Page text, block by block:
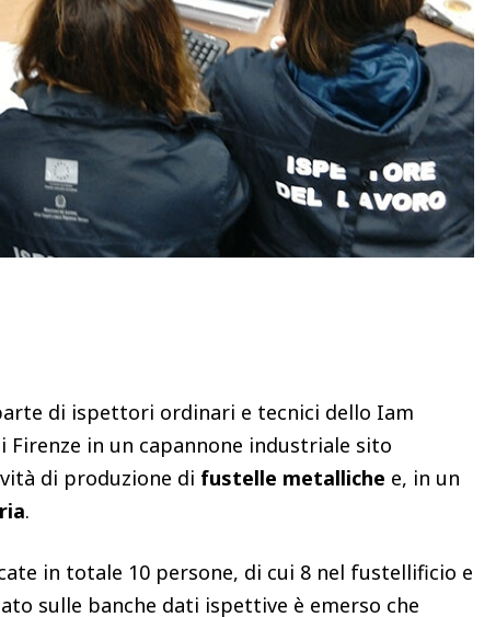
di ispettori ordinari e tecnici dello Iam
in un capannone industriale sito
di produzione di fustelle metalliche e, in un
.
in totale 10 persone, di cui 8 nel fustellificio e
sulle banche dati ispettive è emerso che